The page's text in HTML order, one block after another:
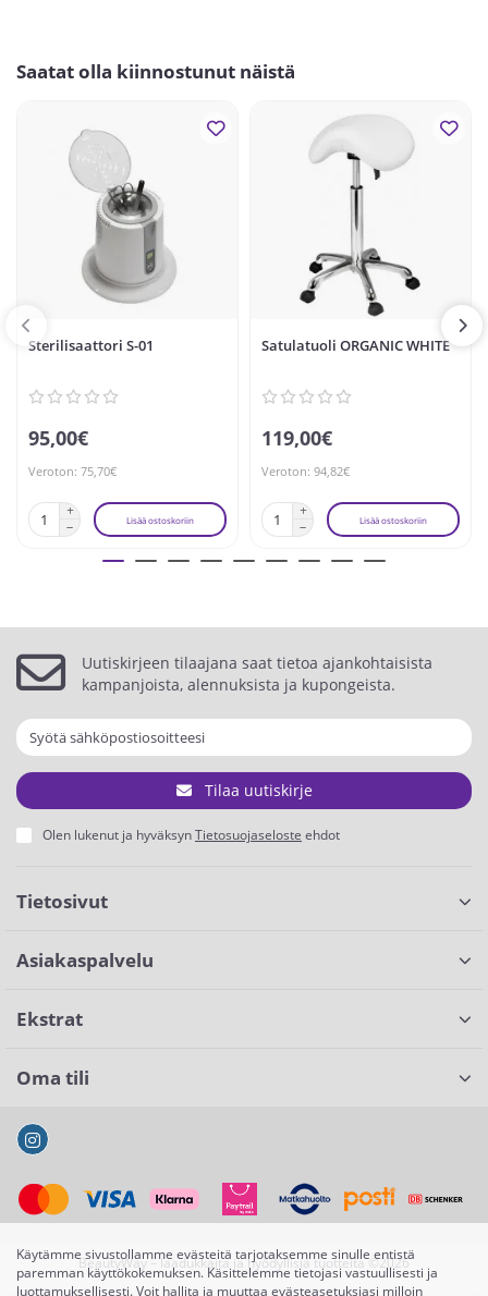
Saatat olla kiinnostunut näistä
Sterilisaattori S-01
95,00€
Veroton: 75,70€
Lisää ostoskoriin
Satulatuoli ORGANIC WHITE
119,00€
Veroton: 94,82€
Lisää ostoskoriin
Käytämme sivustollamme evästeitä tarjotaksemme sinulle entistä
paremman käyttökokemuksen. Käsittelemme tietojasi vastuullisesti ja
luottamuksellisesti. Voit hallita ja muuttaa evästeasetuksiasi milloin
Uutiskirjeen tilaajana saat tietoa ajankohtaisista
kampanjoista, alennuksista ja kupongeista.
Tilaa uutiskirje
Olen lukenut ja hyväksynTietosuojaseloste ehdot
Tietosivut
Asiakaspalvelu
Ekstrat
Oma tili
BeautyWay – laadukkaita ja hyödyllisiä tuotteita ©2026